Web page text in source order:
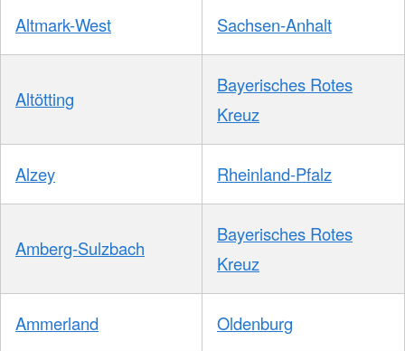
Altmark-West Sachsen-Anhalt
Altötting
Bayerisches Rotes
Kreuz
Alzey Rheinland-Pfalz
Amberg-Sulzbach
Bayerisches Rotes
Kreuz
Ammerland Oldenburg